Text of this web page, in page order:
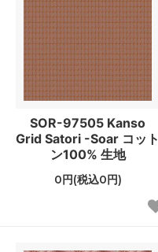
SOR-97505 Kanso
Grid Satori -Soar コット
ン100% 生地
0円(税込0円)